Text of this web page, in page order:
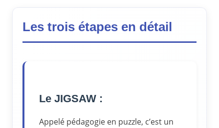
Les trois étapes en détail
Le JIGSAW :
Appelé pédagogie en puzzle, c’est un